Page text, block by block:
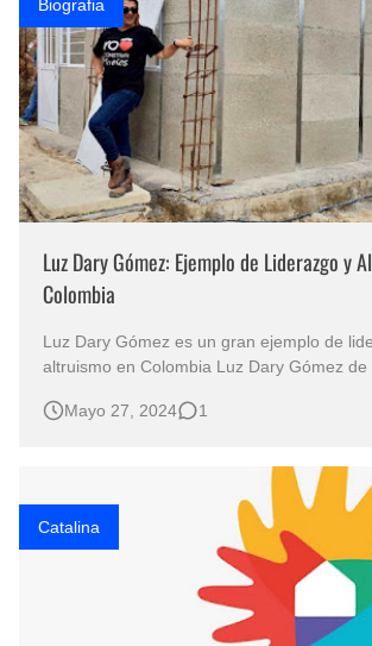
Biografia
Luz Dary Gómez: Ejemplo de Liderazgo y
Colombia
Luz Dary Gómez es un gran ejemplo de
altruismo en Colombia Luz Dary Gómez de García, es un
que ella, ha dedicado su vida a liderar y
Mayo 27, 2024 1
Catalina